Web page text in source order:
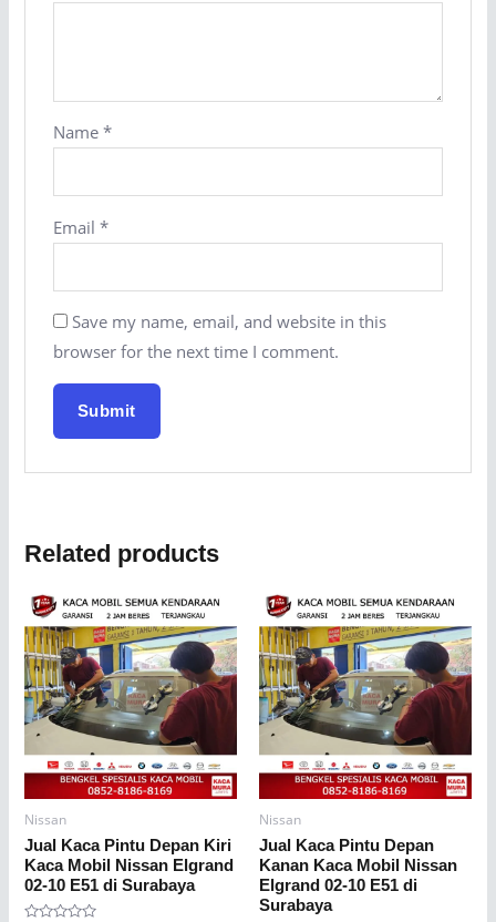
Name *
Email *
Save my name, email, and website in this
browser for the next time I comment.
Related products
Nissan
Jual Kaca Pintu Depan Kiri
Kaca Mobil Nissan Elgrand
02-10 E51 di Surabaya
Nissan
Jual Kaca Pintu Depan
Kanan Kaca Mobil Nissan
Elgrand 02-10 E51 di
Surabaya